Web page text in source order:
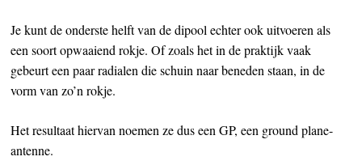
Je kunt de onderste helft van de dipool echter ook uitvoeren als
een soort opwaaiend rokje. Of zoals het in de praktijk vaak
gebeurt een paar radialen die schuin naar beneden staan, in de
vorm van zo’n rokje.
Het resultaat hiervan noemen ze dus een GP, een ground plane-
antenne.